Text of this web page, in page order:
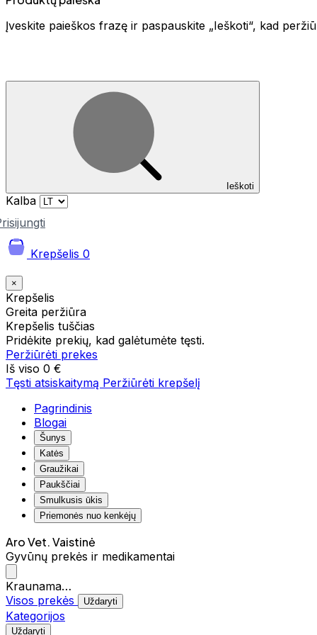
Įveskite paieškos frazę ir paspauskite „Ieškoti“, kad
Ieškoti
Kalba
Krepšelis 0
×
Krepšelis
Greita peržiūra
Krepšelis tuščias
Pridėkite prekių, kad galėtumėte tęsti.
Peržiūrėti prekes
Iš viso 0 €
Tęsti atsiskaitymą Peržiūrėti krepšelį
Pagrindinis
Blogai
Šunys
Katės
Graužikai
Paukščiai
Smulkusis ūkis
Priemonės nuo kenkėjų
Aro Vet. Vaistinė
Gyvūnų prekės ir medikamentai
Kraunama…
Visos prekės
Uždaryti
Kategorijos
Uždaryti